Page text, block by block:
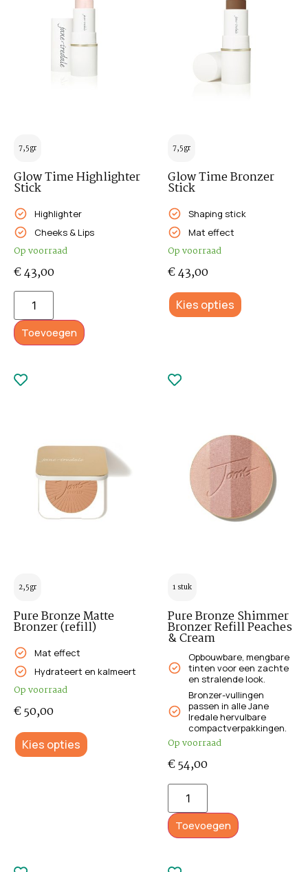
7,5gr
Glow Time Highlighter
Stick
Highlighter
Cheeks & Lips
Op voorraad
€43,00
Toevoegen
7,5gr
Glow Time Bronzer
Stick
Shaping stick
Mat effect
Op voorraad
€43,00
Kies opties
2,5gr
Pure Bronze Matte
Bronzer (refill)
Mat effect
Hydrateert en kalmeert
Op voorraad
€50,00
Kies opties
1 stuk
Pure Bronze Shimmer
Bronzer Refill Peaches
& Cream
Opbouwbare, mengbare
tinten voor een zachte
en stralende look.
Bronzer-vullingen
passen in alle Jane
Iredale hervulbare
compactverpakkingen.
Op voorraad
€54,00
Toevoegen